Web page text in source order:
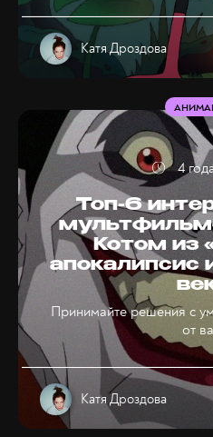
Катя Дроздова
Топ-6
Котом из
апокалипсис
Принимайте решения с
от
Катя Дроздова
4